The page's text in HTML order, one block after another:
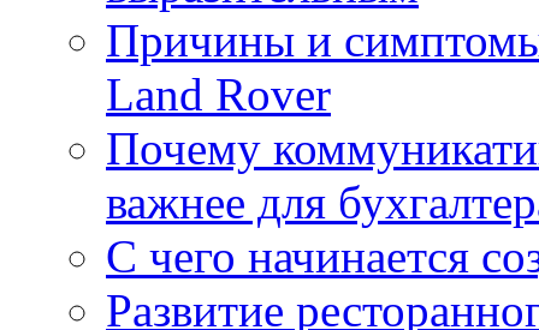
Причины и
Land Rover
Почему
важнее для
С чего начинается
Развитие